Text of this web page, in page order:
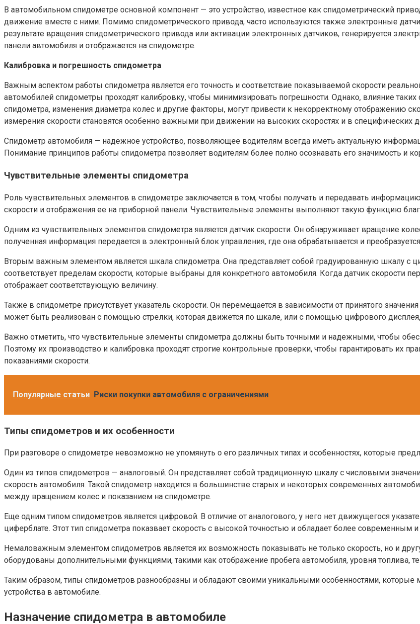
В автомобильном спидометре основной компонент — это устройство, известное как спидометрический
движение вместе с ними. Помимо спидометрического привода, часто используются также электронные
результате вращения спидометрического привода или активации электронных датчиков, генерируется
панели автомобиля и отображается на спидометре.
Калибровка и погрешность спидометра
Важным аспектом работы спидометра является его точность и соответствие показываемой скорости
автомобилей спидометры проходят калибровку, чтобы минимизировать погрешности. Однако, влияние
спидометра, изменения диаметра колес и другие факторы, могут привести к некорректному отображению
измерения скорости становятся особенно важными при движении на высоких скоростях и в специфических
Спидометр автомобиля — надежное устройство, позволяющее водителям всегда иметь актуальную
Понимание принципов работы спидометра позволяет водителям более полно осознавать его значимость и
Чувствительные элементы спидометра
Роль чувствительных элементов в спидометре заключается в том, чтобы получать и передавать
скорости и отображения ее на приборной панели. Чувствительные элементы выполняют такую функцию
Одним из чувствительных элементов спидометра является датчик скорости. Он обнаруживает вращение
полученная информация передается в электронный блок управления, где она обрабатывается и
Вторым важным элементом является шкала спидометра. Она представляет собой градуированную шкалу с
соответствует пределам скорости, которые выбраны для конкретного автомобиля. Когда датчик скорости
отображает соответствующую величину.
Также в спидометре присутствует указатель скорости. Он перемещается в зависимости от принятого
может быть реализован с помощью стрелки, которая движется по шкале, или с помощью цифрового дисплея,
Важно отметить, что чувствительные элементы спидометра должны быть точными и надежными, чтобы
Поэтому их производство и калибровка проходят строгие контрольные проверки, чтобы гарантировать их
показаниями скорости.
Популярные статьи Риски покупки автомобиля с ограничениями
Типы спидометров и их особенности
При разговоре о спидометре невозможно не упомянуть о его различных типах и особенностях, которые
Один из типов спидометров — аналоговый. Он представляет собой традиционную шкалу с числовыми
скорость автомобиля. Такой спидометр находится в большинстве старых и некоторых современных
между вращением колес и показанием на спидометре.
Еще одним типом спидометров является цифровой. В отличие от аналогового, у него нет движущегося
циферблате. Этот тип спидометра показвает скорость с высокой точностью и обладает более
Немаловажным элементом спидометров является их возможность показывать не только скорость, но и
оборудованы дополнительными функциями, такими как отображение пробега автомобиля, уровня топлива,
Таким образом, типы спидометров разнообразны и обладают своими уникальными особенностями,
устройства в автомобиле.
Назначение спидометра в автомобиле